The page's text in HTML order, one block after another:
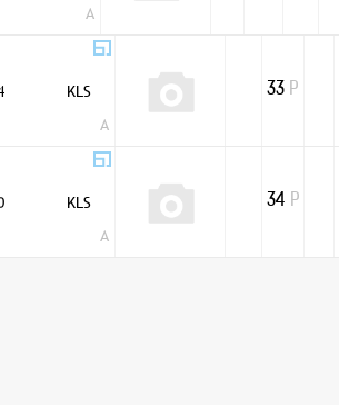
A
KLS
A
33 Р
KLS
A
34 Р